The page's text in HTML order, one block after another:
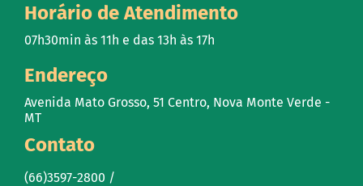
Horário de Atendimento
07h30min às 11h e das 13h às 17h
Endereço
Avenida Mato Grosso, 51 Centro, Nova Monte Verde -
MT
Contato
(66)3597-2800 /